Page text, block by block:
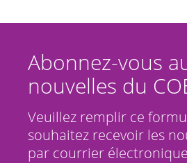
Abonnez-vous
nouvelles du
Veuillez remplir ce
souhaitez recevoir les
par courrier